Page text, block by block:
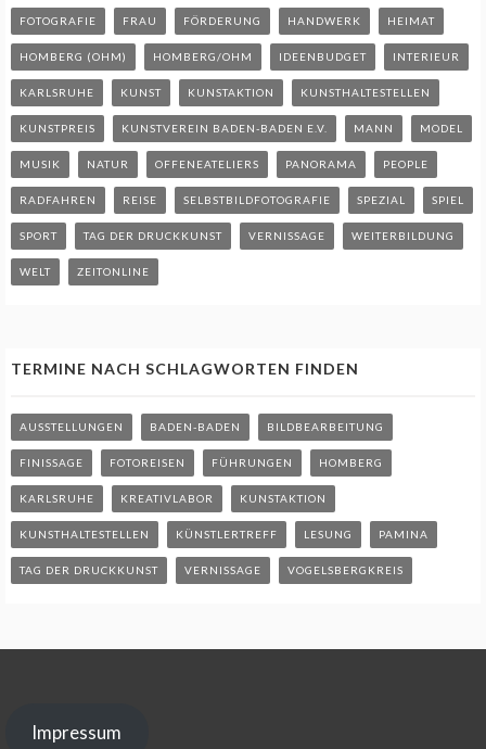
FOTOGRAFIE FRAU FÖRDERUNG HANDWERK HEIMAT
HOMBERG (OHM) HOMBERG/OHM IDEENBUDGET INTERIEUR
KARLSRUHE KUNST KUNSTAKTION KUNSTHALTESTELLEN
KUNSTPREIS KUNSTVEREIN BADEN-BADEN E.V. MANN MODEL
MUSIK NATUR OFFENEATELIERS PANORAMA PEOPLE
RADFAHREN REISE SELBSTBILDFOTOGRAFIE SPEZIAL SPIEL
SPORT TAG DER DRUCKKUNST VERNISSAGE WEITERBILDUNG
WELT ZEITONLINE
TERMINE NACH SCHLAGWORTEN FINDEN
AUSSTELLUNGEN BADEN-BADEN BILDBEARBEITUNG
FINISSAGE FOTOREISEN FÜHRUNGEN HOMBERG
KARLSRUHE KREATIVLABOR KUNSTAKTION
KUNSTHALTESTELLEN KÜNSTLERTREFF LESUNG PAMINA
TAG DER DRUCKKUNST VERNISSAGE VOGELSBERGKREIS
Impressum